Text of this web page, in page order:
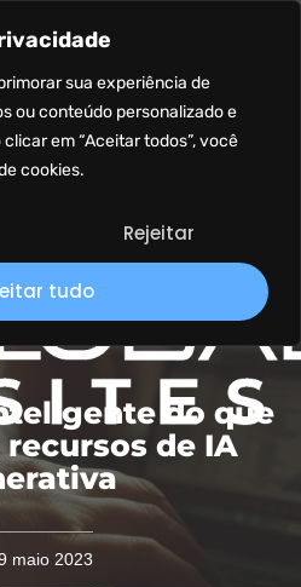
sua experiência de
ou conteúdo personalizado e
em “Aceitar todos”, você
cookies.
Rejeitar
tudo
do que
de IA
maio 2023